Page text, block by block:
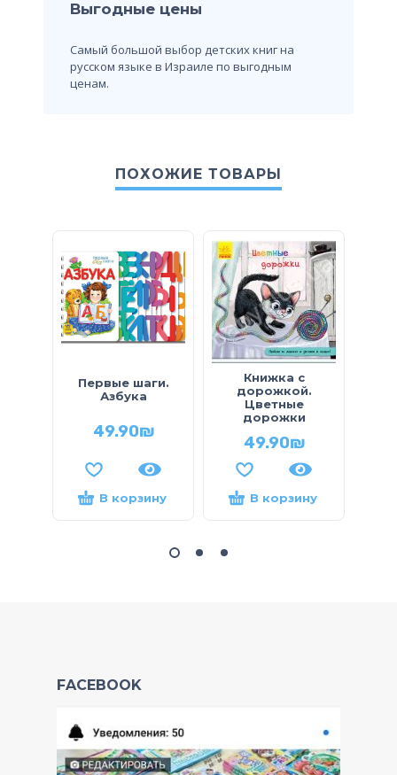
Выгодные цены
Самый большой выбор детских книг на
русском языке в Израиле по выгодным
ценам.
ПОХОЖИЕ ТОВАРЫ
Первые шаги.
Азбука
49.90₪
В корзину
Книжка с
дорожкой.
Цветные
дорожки
49.90₪
В корзину
FACEBOOK